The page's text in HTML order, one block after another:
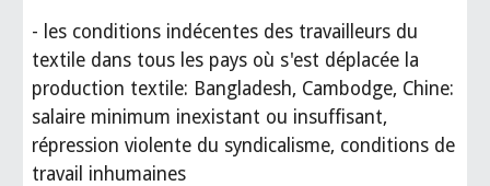
- les conditions indécentes des travailleurs du
textile dans tous les pays où s'est déplacée la
production textile: Bangladesh, Cambodge, Chine:
salaire minimum inexistant ou insuffisant,
répression violente du syndicalisme, conditions de
travail inhumaines